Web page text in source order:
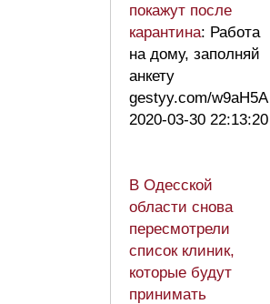
покажут после
карантина: Работа
на дому, заполняй
анкету
gestyy.com/w9aH5A
2020-03-30 22:13:20
В Одесской
области снова
пересмотрели
список клиник,
которые будут
принимать